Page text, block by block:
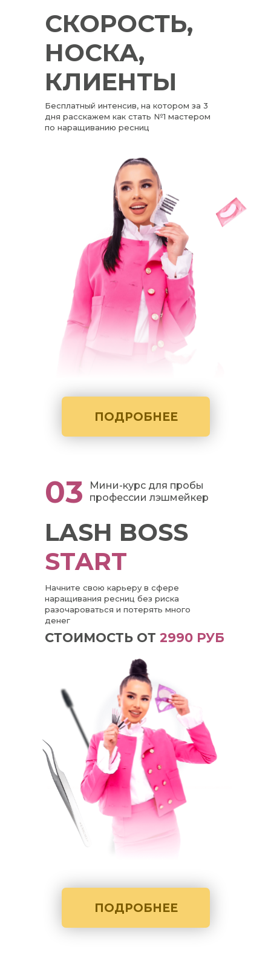
ПОДРОБНЕЕ
СКОРОСТЬ,
НОСКА,
КЛИЕНТЫ
Бесплатный интенсив, на котором за 3
дня расскажем как стать №1 мастером
по наращиванию ресниц
ПОДРОБНЕЕ
LASH BOSS
START
Мини-курс для пробы
профессии лэшмейкер
СТОИМОСТЬ ОТ 2990 РУБ
03
Начните свою карьеру в сфере
наращивания ресниц без риска
разочароваться и потерять много
денег